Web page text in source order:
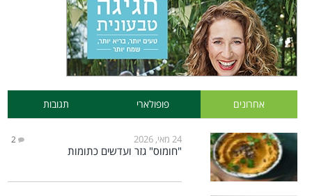
אחרונים פופולארי תגובות
24 מאי, 2026 2
"חומוס" גזר ועדשים כתומות